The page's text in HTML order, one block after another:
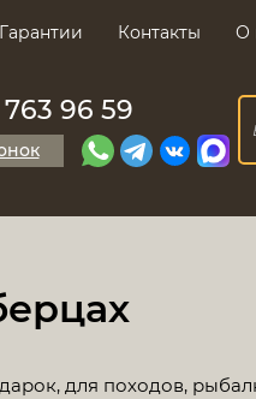
Гарантии Контакты О
96 59
для походов,